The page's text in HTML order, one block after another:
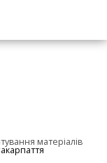
матеріалів